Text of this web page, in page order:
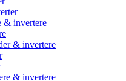
& invertere
& invertere
& invertere